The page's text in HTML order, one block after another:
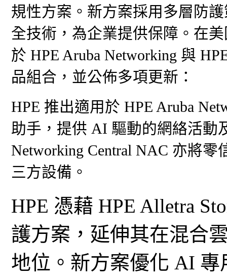
規性方案。新方案採用多層防
全技術，為企業提供保障。在
於 HPE Aruba Networking 與
品組合，並公佈多項更新：
HPE 推出適用於 HPE Aruba
助手，提供 AI 驅動的網絡活動
Networking Central NAC 亦將
三方設備。
HPE 憑藉 HPE Alletra
護方案，延伸其在混合
地位。新方案優化 AI